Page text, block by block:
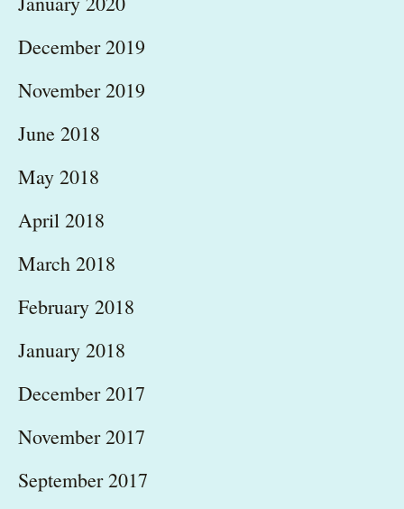
December 2019
November 2019
June 2018
May 2018
April 2018
March 2018
February 2018
January 2018
December 2017
November 2017
September 2017